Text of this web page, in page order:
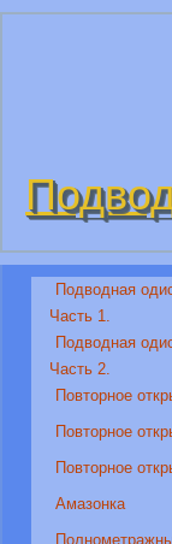
Подводная
Часть 1.
Подводная
Часть 2.
Повторное
Повторное
Повторное
Амазонка